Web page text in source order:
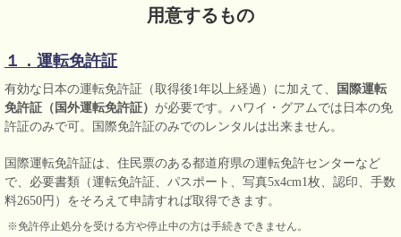
用意するもの
１．運転免許証
有効な日本の運転免許証（取得後1年以上経過）に加えて、
国際運転
免許証（国外運転免許証） が必要です。ハワイ・グアムでは日本の免
許証のみで可。国際免許証のみでのレンタルは出来ません。
国際運転免許証は、住民票のある都道府県の運転免許センターなど
で、必要書類（運転免許証、パスポート、写真5x4cm1枚、認印、手数
料2650円）をそろえて申請すれば取得できます。
※免許停止処分を受ける方や停止中の方は手続きできません。